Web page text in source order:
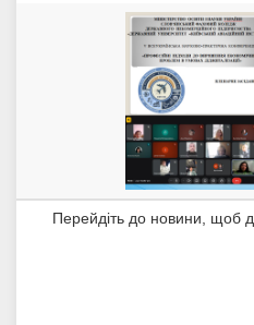
Перейдіть до новини, щоб